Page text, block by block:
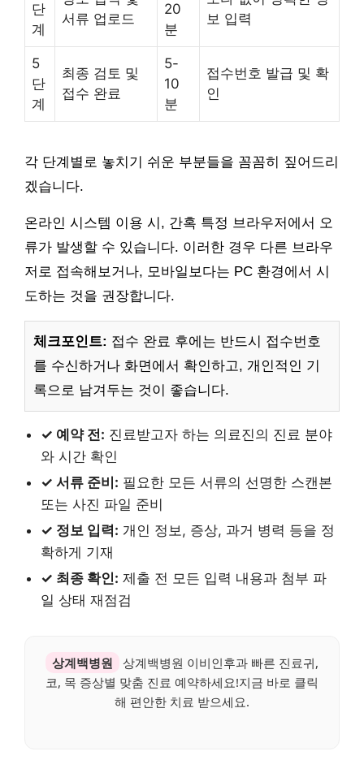
단
계
서류 업로드
20
분
보 입력
5
단
계
최종 검토 및
접수 완료
5-
10
분
접수번호 발급 및 확
인
각 단계별로 놓치기 쉬운 부분들을 꼼꼼히 짚어드리
겠습니다.
온라인 시스템 이용 시, 간혹 특정 브라우저에서 오
류가 발생할 수 있습니다. 이러한 경우 다른 브라우
저로 접속해보거나, 모바일보다는 PC 환경에서 시
도하는 것을 권장합니다.
체크포인트: 접수 완료 후에는 반드시 접수번호
를 수신하거나 화면에서 확인하고, 개인적인 기
록으로 남겨두는 것이 좋습니다.
✓ 예약 전: 진료받고자 하는 의료진의 진료 분야
와 시간 확인
✓ 서류 준비: 필요한 모든 서류의 선명한 스캔본
또는 사진 파일 준비
✓ 정보 입력: 개인 정보, 증상, 과거 병력 등을 정
확하게 기재
✓ 최종 확인: 제출 전 모든 입력 내용과 첨부 파
일 상태 재점검
상계백병원
상계백병원 이비인후과 빠른 진료귀,
코, 목 증상별 맞춤 진료 예약하세요!지금 바로 클릭
해 편안한 치료 받으세요.